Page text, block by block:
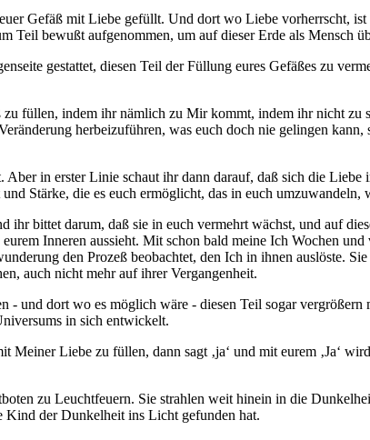
Gefäß mit Liebe gefüllt. Und dort wo Liebe vorherrscht,
Teil bewußt aufgenommen, um auf dieser Erde als Mensch
gestattet, diesen Teil der Füllung eures Gefäßes zu
füllen, indem ihr nämlich zu Mir kommt, indem ihr nicht zu
herbeizuführen, was euch doch nie gelingen
in erster Linie schaut ihr dann darauf, daß sich die
Stärke, die es euch ermöglicht, das in euch umzuwandeln,
ihr bittet darum, daß sie in euch vermehrt wächst, und auf
Inneren aussieht. Mit schon bald meine Ich Wochen
den Prozeß beobachtet, den Ich in ihnen auslöste.
auch nicht mehr auf ihrer Vergangenheit.
- und dort wo es möglich wäre - diesen Teil sogar
in sich entwickelt.
Meiner Liebe zu füllen, dann sagt ‚ja‘ und mit eurem ‚Ja‘
zu Leuchtfeuern. Sie strahlen weit hinein in die
Kind der Dunkelheit ins Licht gefunden hat.